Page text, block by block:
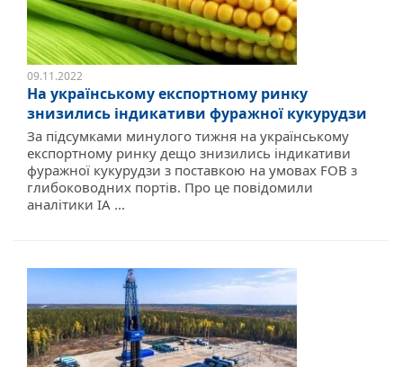
09.11.2022
На українському експортному ринку
знизились індикативи фуражної кукурудзи
За підсумками минулого тижня на українському
експортному ринку дещо знизились індикативи
фуражної кукурудзи з поставкою на умовах FOB з
глибоководних портів. Про це повідомили
аналітики ІА ...